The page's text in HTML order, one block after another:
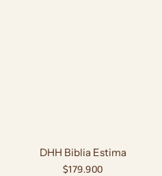
DHH Biblia Estima
Precio
$179.900